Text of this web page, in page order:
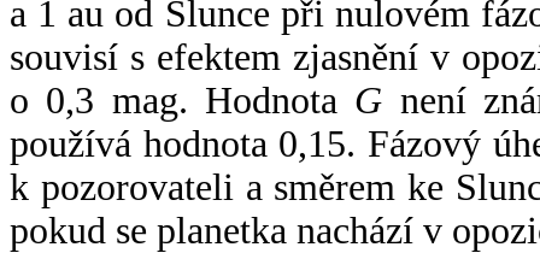
a 1 au od Slunce při nulovém
souvisí s efektem zjasnění v
o 0,3 mag. Hodnota G není
používá hodnota 0,15. Fázový
k pozorovateli a směrem ke
pokud se planetka nachází v